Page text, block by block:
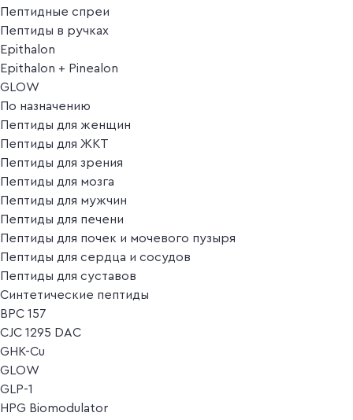
Пептидные спреи
Пептиды в ручках
Epithalon
Epithalon + Pinealon
GLOW
По назначению
Пептиды для женщин
Пептиды для ЖКТ
Пептиды для зрения
Пептиды для мозга
Пептиды для мужчин
Пептиды для печени
Пептиды для почек и мочевого пузыря
Пептиды для сердца и сосудов
Пептиды для суставов
Синтетические пептиды
BPC 157
CJC 1295 DAC
GHK-Cu
GLOW
GLP-1
HPG Biomodulator